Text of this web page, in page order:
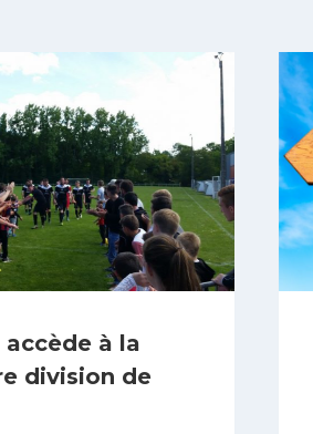
accède à la
division de